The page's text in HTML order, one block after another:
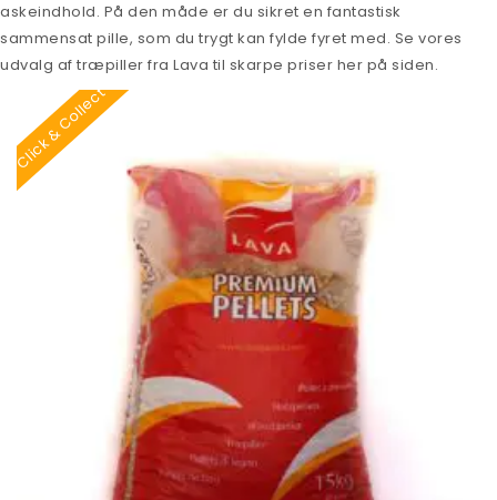
German Pellets
Lava
Task
Info
Billige træpiller
Billige træpiller i Tyskland
Træpiller på tilbud
Træpiller Tyskland
Træpiller pris
Kontakt
askeindhold. På den måde er du sikret en fantastisk
sammensat pille, som du trygt kan fylde fyret med. Se vores
udvalg af træpiller fra Lava til skarpe priser her på siden.
Click & Collect